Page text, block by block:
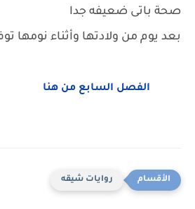
صحة باتى ضعيفه جدا
بعد يوم من ولادتها وأثناء نومها
الفصل السابع من هنا
روايات شيقه